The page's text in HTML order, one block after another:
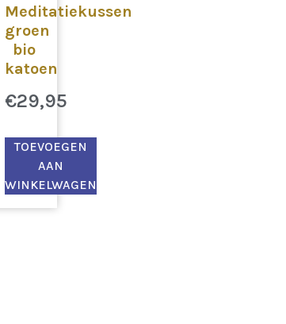
Meditatiekussen
groen
bio
katoen
€29,95
TOEVOEGEN
AAN
WINKELWAGEN